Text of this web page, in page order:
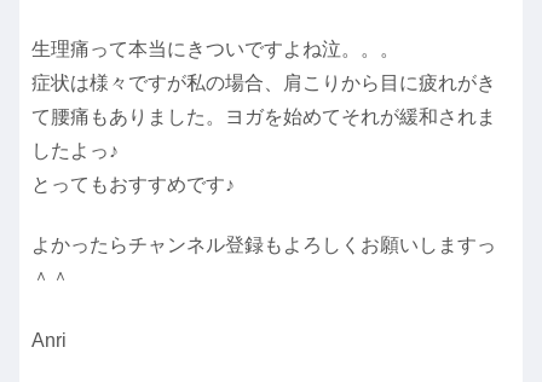
生理痛って本当にきついですよね泣。。。
症状は様々ですが私の場合、肩こりから目に疲れがき
て腰痛もありました。ヨガを始めてそれが緩和されま
したよっ♪
とってもおすすめです♪
よかったらチャンネル登録もよろしくお願いしますっ
＾＾
Anri